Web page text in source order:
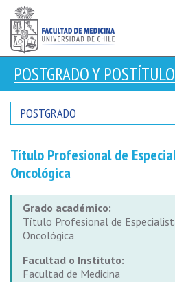
POSTGRADO Y POSTÍTULO
POSTGRADO
Título Profesional de
Oncológica
Grado académico:
Título Profesional de
Oncológica
Facultad o Instituto:
Facultad de Medicina